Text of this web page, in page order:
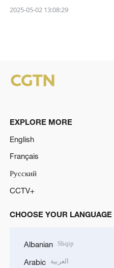
2025-05-02 13:08:29
EXPLORE MORE
English
Français
Русский
CCTV+
CHOOSE YOUR LANGUAGE
Albanian Shqip
Arabic العربية